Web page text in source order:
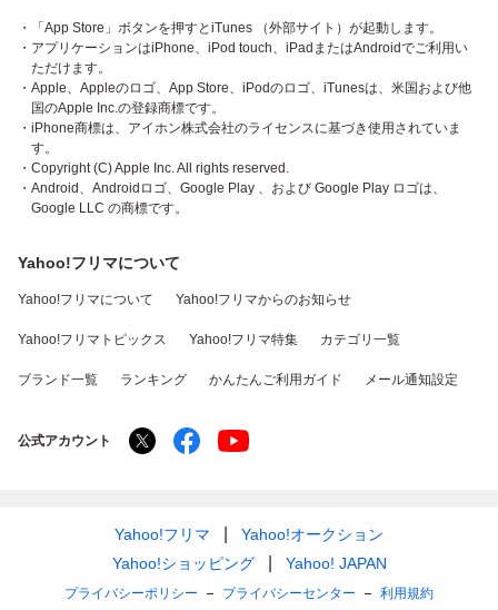
・「App Store」ボタンを押すとiTunes （外部サイト）が起動します。
・アプリケーションはiPhone、iPod touch、iPadまたはAndroidでご利用い
ただけます。
・Apple、Appleのロゴ、App Store、iPodのロゴ、iTunesは、米国および他
国のApple Inc.の登録商標です。
・iPhone商標は、アイホン株式会社のライセンスに基づき使用されていま
す。
・Copyright (C) Apple Inc. All rights reserved.
・Android、Androidロゴ、Google Play 、および Google Play ロゴは、
Google LLC の商標です。
Yahoo!フリマについて
Yahoo!フリマについて Yahoo!フリマからのお知らせ
Yahoo!フリマトピックス Yahoo!フリマ特集 カテゴリ一覧
ブランド一覧 ランキング かんたんご利用ガイド メール通知設定
公式アカウント
Yahoo!フリマ
Yahoo!オークション
Yahoo!ショッピング
Yahoo! JAPAN
プライバシーポリシー プライバシーセンター 利用規約